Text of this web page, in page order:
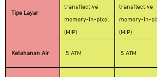
Tipe Layar
transflective
memory-in-pixel
(MIP)
transflective
memory-in-
(MIP)
Ketahanan Air 5 ATM 5 ATM